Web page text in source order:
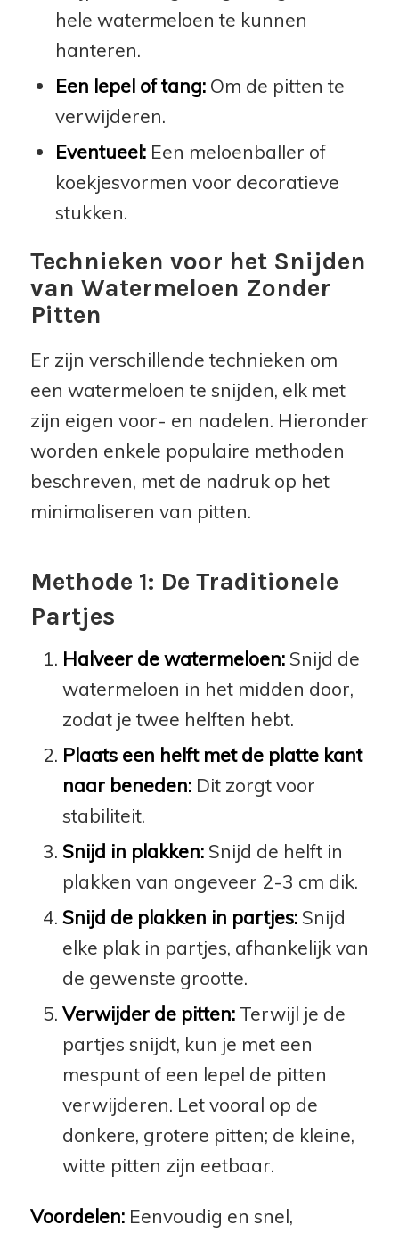
hele watermeloen te kunnen
hanteren.
Een lepel of tang:Om de pitten te
verwijderen.
Eventueel:Een meloenballer of
koekjesvormen voor decoratieve
stukken.
Technieken voor het Snijden
van Watermeloen Zonder
Pitten
Er zijn verschillende technieken om
een watermeloen te snijden, elk met
zijn eigen voor- en nadelen. Hieronder
worden enkele populaire methoden
beschreven, met de nadruk op het
minimaliseren van pitten.
Methode 1: De Traditionele
Partjes
Halveer de watermeloen:Snijd de
watermeloen in het midden door,
zodat je twee helften hebt.
Plaats een helft met de platte kant
naar beneden:Dit zorgt voor
stabiliteit.
Snijd in plakken:Snijd de helft in
plakken van ongeveer 2-3 cm dik.
Snijd de plakken in partjes:Snijd
elke plak in partjes, afhankelijk van
de gewenste grootte.
Verwijder de pitten:Terwijl je de
partjes snijdt, kun je met een
mespunt of een lepel de pitten
verwijderen. Let vooral op de
donkere, grotere pitten; de kleine,
witte pitten zijn eetbaar.
Voordelen:Eenvoudig en snel,